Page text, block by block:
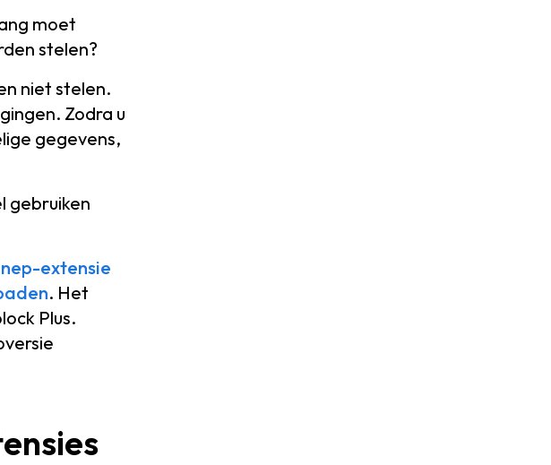
moet
stelen?
niet stelen.
Zodra u
gegevens,
gebruiken
nep-extensie
. Het
Plus.